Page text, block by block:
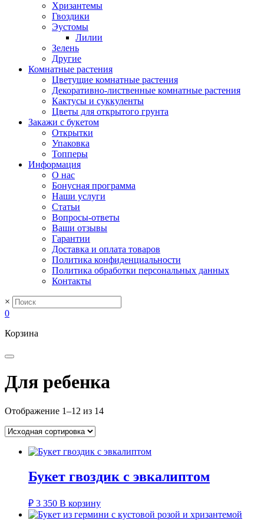
Хризантемы
Гвоздики
Эустомы
Лилии
Зелень
Другие
Комнатные растения
Цветущие комнатные растения
Декоративно-лиственные комнатные растения
Кактусы и суккуленты
Цветы для открытого грунта
Закажи с букетом
Открытки
Упаковка
Топперы
Информация
О нас
Бонусная программа
Наши услуги
Статьи
Вопросы-ответы
Ваши отзывы
Гарантии
Доставка и оплата товаров
Политика конфиденциальности
Политика обработки персональных данных
Контакты
×
0
Корзина
Для ребенка
Отображение 1–12 из 14
Букет гвоздик с эвкалиптом
₽ 3 350 В корзину